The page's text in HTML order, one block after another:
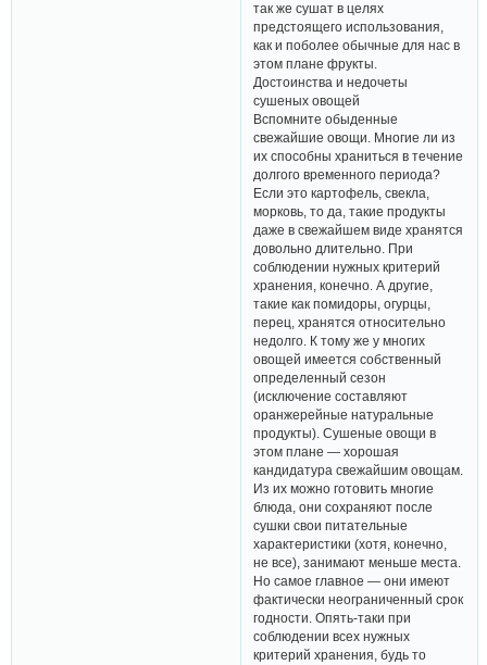
так же сушат в целях
предстоящего использования,
как и поболее обычные для нас в
этом плане фрукты.
Достоинства и недочеты
сушеных овощей
Вспомните обыденные
свежайшие овощи. Многие ли из
их способны храниться в течение
долгого временного периода?
Если это картофель, свекла,
морковь, то да, такие продукты
даже в свежайшем виде хранятся
довольно длительно. При
соблюдении нужных критерий
хранения, конечно. А другие,
такие как помидоры, огурцы,
перец, хранятся относительно
недолго. К тому же у многих
овощей имеется собственный
определенный сезон
(исключение составляют
оранжерейные натуральные
продукты). Сушеные овощи в
этом плане — хорошая
кандидатура свежайшим овощам.
Из их можно готовить многие
блюда, они сохраняют после
сушки свои питательные
характеристики (хотя, конечно,
не все), занимают меньше места.
Но самое главное — они имеют
фактически неограниченный срок
годности. Опять-таки при
соблюдении всех нужных
критерий хранения, будь то